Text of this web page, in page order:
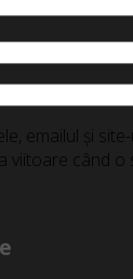
emailul și
viitoare când o